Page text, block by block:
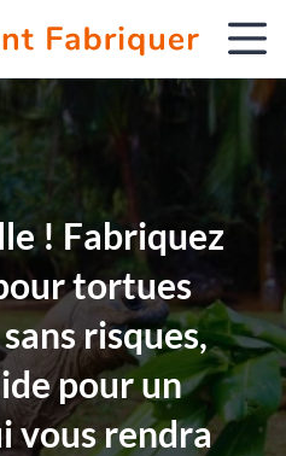
! Fabriquez
tortues
risques,
pour un
vous rendra